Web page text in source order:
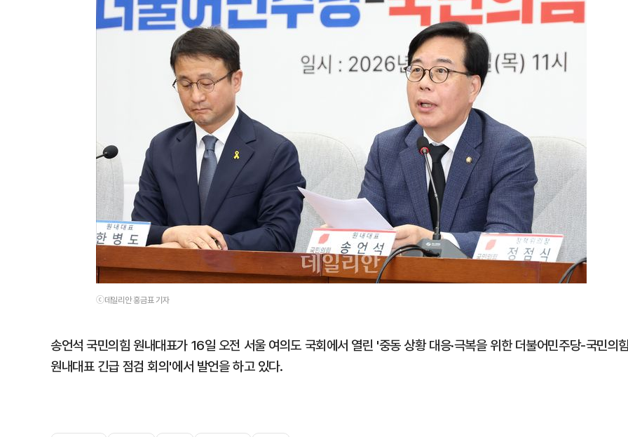
ⓒ데일리안 홍금표 기자
송언석 국민의힘 원내대표가 16일 오전 서울 여의도 국회에서 열린 '중동 상황 대응·극복을 위한 더불어민주당-국민의
원내대표 긴급 점검 회의'에서 발언을 하고 있다.
1
지 않냐" 질문에 ‘묵묵부답’
2
3
폭염 다소 누그러져 '낮 최고
이틀째 비…자고 난 뒤 갑작스
원인은 [오늘 날씨]
4
[데일리안 오늘뉴스 종합] 주
위, 대선도 수사", SK하이닉
추미애 "지방재정 바꿔야", 세
정리 등
5
소주 2~3잔 마시고 운전한 택
죄…혈중알코올농도 0.03%